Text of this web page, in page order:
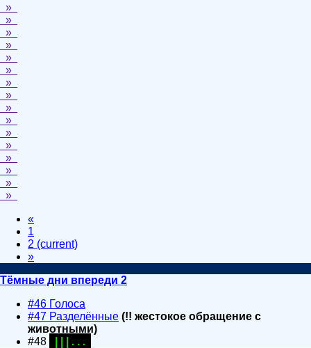
»
»
»
»
»
»
»
»
»
»
»
»
»
»
»
»
«
1
2 (current)
»
Тёмные дни впереди 2
#46 Голоса
#47 Разделённые (!! жестокое обращение с
животными)
#48
| | | . . .